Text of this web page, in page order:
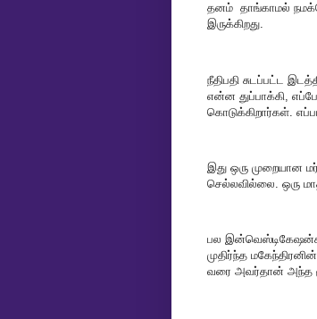
தனம் தாங்காமல்
இருக்கிறது.
நீதிபதி சுடப்பட்ட
என்ன துப்பாக்கி,
கொடுக்கிறார்கள்.
இது ஒரு முறையான
செல்லவில்லை. ஒரு
பல
முதிர்ந்த
வரை அவர்தான் அந்த